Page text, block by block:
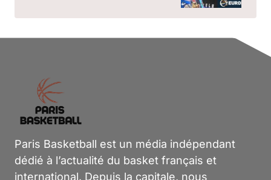
Paris Basketball est un média indépendant
dédié à l’actualité du basket français et
international. Depuis la capitale, nous